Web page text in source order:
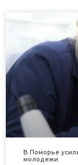
В Поморье
молодежи